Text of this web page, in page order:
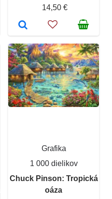
14,50 €
Grafika
1 000 dielikov
Chuck Pinson: Tropická
oáza